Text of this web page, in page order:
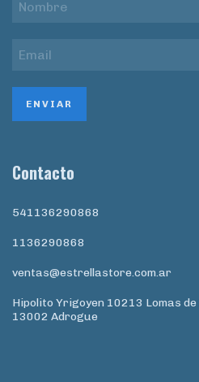
Contacto
541136290868
1136290868
ventas@estrellastore.com.ar
Hipolito Yrigoyen 10213 Lomas
13002 Adrogue